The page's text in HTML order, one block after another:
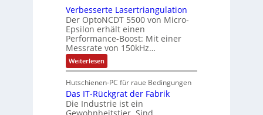
t
t
z
l
a
c
k
b
e
s
c
i
c
g
s
c
h
a
l
u
n
g
t
t
e
r
i
e
l
o
e
M
u
l
Verbesserte Lasertriangulation
Der OptoNCDT 5500 von Micro-
Epsilon erhält einen
Performance-Boost: Mit einer
Messrate von 150kHz…
Weiterlesen:
V
r
b
e
s
Hutschienen-PC für raue Bedingungen
Das IT-Rückgrat der Fabrik
Die Industrie ist ein